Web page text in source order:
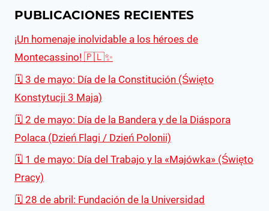
PUBLICACIONES RECIENTES
¡Un homenaje inolvidable a los héroes de
Montecassino! 🇵🇱✨
🗓 3 de mayo: Día de la Constitución (Święto
Konstytucji 3 Maja)
🗓 2 de mayo: Día de la Bandera y de la Diáspora
Polaca (Dzień Flagi / Dzień Polonii)
🗓 1 de mayo: Día del Trabajo y la «Majówka» (Święto
Pracy)
🗓️ 28 de abril: Fundación de la Universidad